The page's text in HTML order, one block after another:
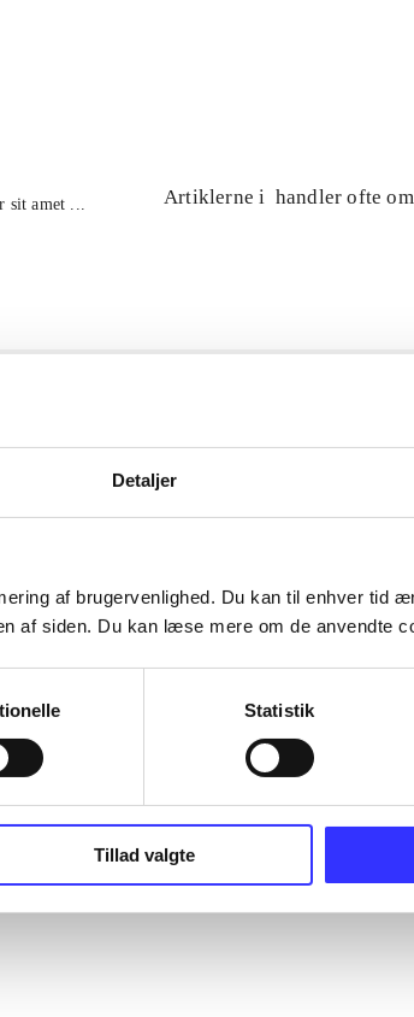
Detaljer
af brugervenlighed. Du kan til enhver tid
af siden. Du kan læse mere om de anvendte
Statistik
Tillad valgte
sit amet ...
Artiklerne i handler ofte om